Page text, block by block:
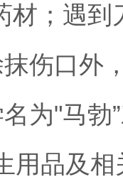
材；遇
伤口外
为"马勃
用品及